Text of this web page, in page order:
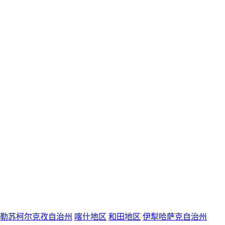
苏柯尔克孜自治州 喀什地区 和田地区 伊犁哈萨克自治州